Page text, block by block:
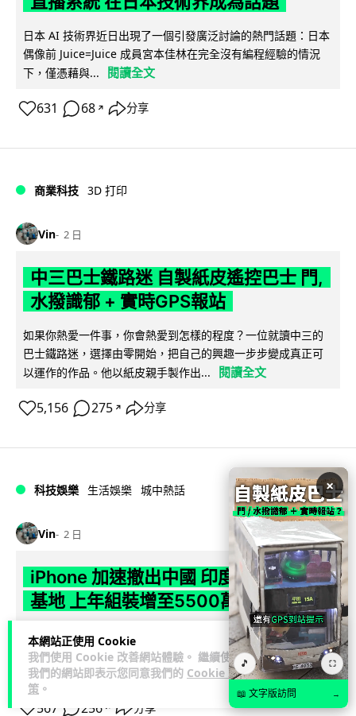
本網站正使用 Cookie
我們使用 Cookie 改善網站體驗。 繼續使用
我們的網站即表示您同意我們的 Cookie 政
策 。
日本 AI 技術界近日出現了一個引發廣泛討論的熱門話題：日本
偶像前 Juice=Juice 成員宮本佳林在完全沒有編程經驗的情況
下，僅憑藉與...
閱讀全文
631 68 ↗ 分享
商業科技 3D 打印
Vin 2 日
中三巴士鐵路迷 自製紙皮遙控巴士 門,
水撥識郁 + 實時GPS報站
如果你熱愛一件事，你會熱愛到怎樣的程度？一位就讀中三的
巴士鐵路迷，選擇由零開始，把自己的興趣一步步變成真正可
以運作的作品。他以紙皮親手製作出...
閱讀全文
5,156 275 ↗ 分享
科技娛樂 生活娛樂 城中熱話
Vin 2 日
iPhone 加速撤出中國 印度成新機主要
基地 上年組裝增至5500萬部
Apple 加速將 iPhone 生產線由中國轉往印度，目標兩年內將
產量最高 50% 移至當地。印度政府推出關稅豁免及稅務優惠延
長至 204... 閱讀全文
567 256 ↗ 分享
×
🎵 ⛶
📖 文字版訪問 →